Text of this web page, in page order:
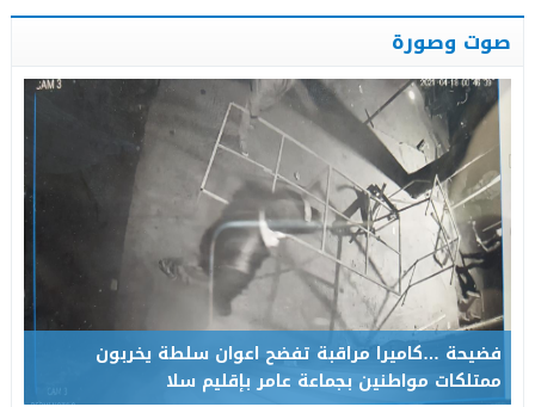
17:05 مرنيسة خارج أولويات التنمية الطرقية بجهة فاس – مكناس… إلى
11:49 كلية العلوم ظهر المهراز بفاس تحتفي بتخرج طلبة ماستر M2A
12:07 رسمياً.. الأصالة والمعاصرة يزكي عبد اللطيف الفويقر مرشحاً
11:26 الاستحقاقات المقبلة بتاونات… هل يكون بلال الربان أحد أبرز
صوت وصورة
فضيحة …كاميرا مراقبة تفضح اعوان سلطة يخربون
ممتلكات مواطنين بجماعة عامر بإقليم سلا